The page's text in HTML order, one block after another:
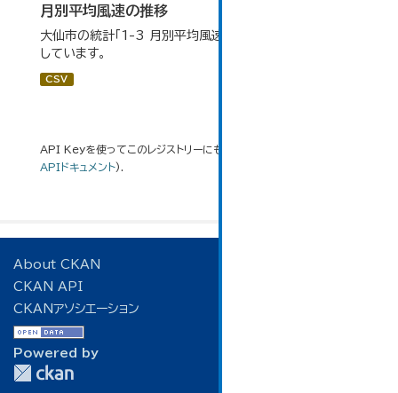
月別平均風速の推移
大仙市の統計「1-3 月別平均風速の推移」のデータを参照
しています。
CSV
API Keyを使ってこのレジストリーにもアクセス可能です
APIドキュメント).
About CKAN
CKAN API
CKANアソシエーション
Powered by